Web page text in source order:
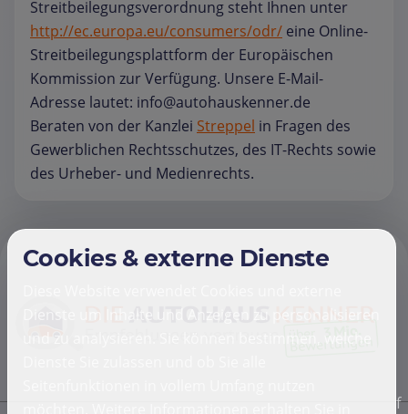
Streitbeilegungsverordnung steht Ihnen unter
http://ec.europa.eu/consumers/odr/ eine Online-
Streitbeilegungsplattform der Europäischen
Kommission zur Verfügung. Unsere E-Mail-
Adresse lautet: info@autohauskenner.de
Beraten von der Kanzlei Streppel in Fragen des
Gewerblichen Rechtsschutzes, des IT-Rechts sowie
des Urheber- und Medienrechts.
Cookies & externe Dienste
Dienste um Inhalte und Anzeigen zu personalisieren
und zu analysieren. Sie können bestimmen, welche
f